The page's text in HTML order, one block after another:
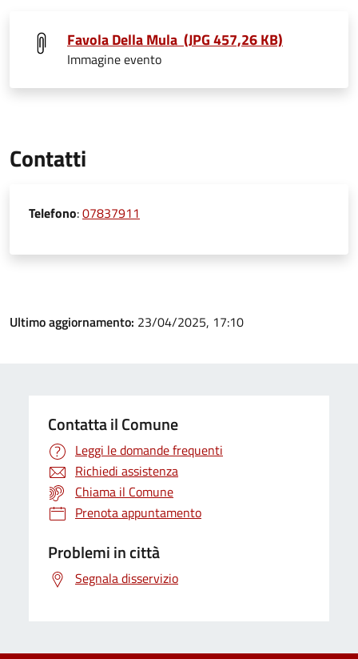
Favola Della Mula (JPG 457,26 KB)
Immagine evento
Contatti
Telefono:07837911
Ultimo aggiornamento: 23/04/2025, 17:10
Contatta il Comune
Leggi le domande frequenti
Richiedi assistenza
Chiama il Comune
Prenota appuntamento
Problemi in città
Segnala disservizio